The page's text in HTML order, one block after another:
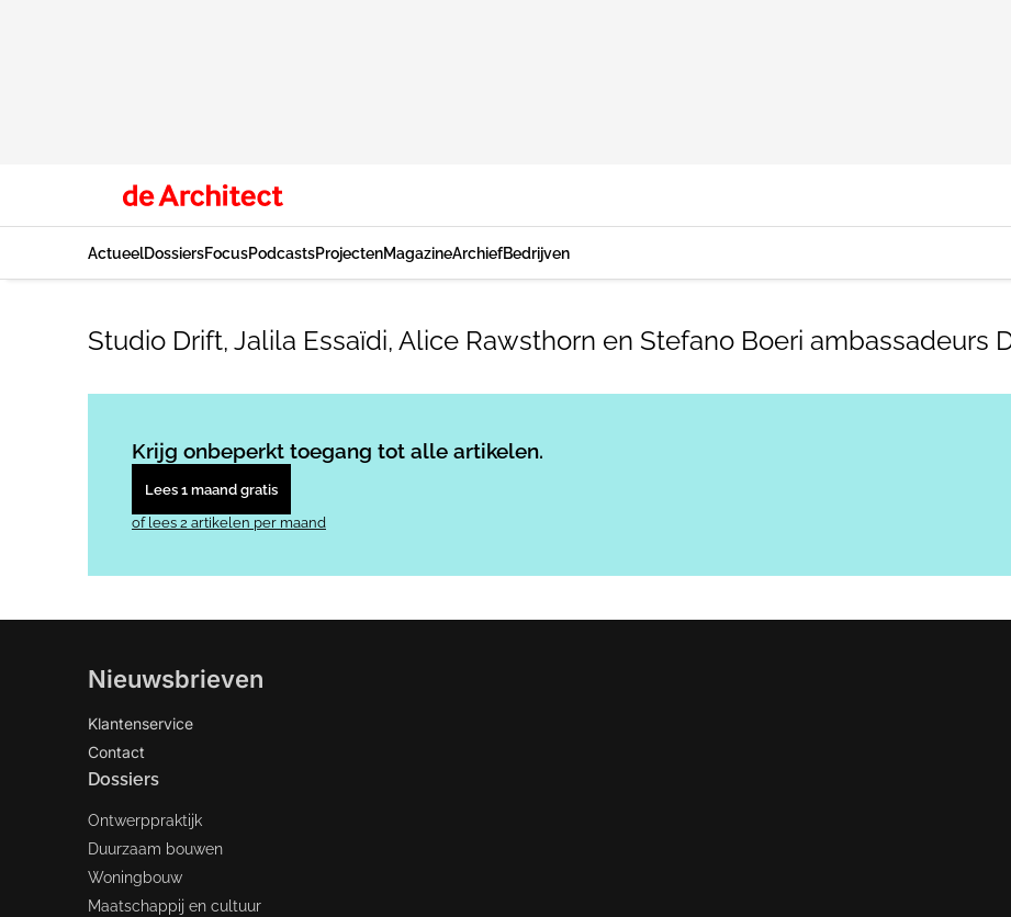
ActueelDossiersFocusPodcastsProjectenMagazineArchiefBedrijven
Studio Drift, Jalila Essaïdi, Alice Rawsthorn en Stefano Boeri ambassadeurs
Krijg onbeperkt toegang tot alle artikelen.
Lees 1 maand gratis
of lees 2 artikelen per maand
Nieuwsbrieven
Klantenservice
Contact
Dossiers
Ontwerppraktijk
Duurzaam bouwen
Woningbouw
Maatschappij en cultuur